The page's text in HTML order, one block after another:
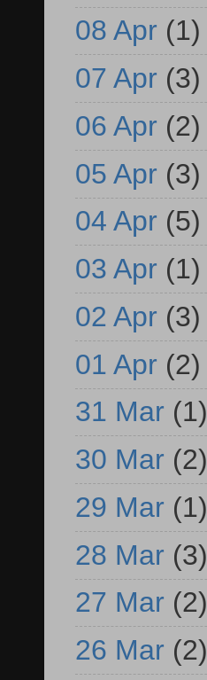
08 Apr (1)
07 Apr (3)
06 Apr (2)
05 Apr (3)
04 Apr (5)
03 Apr (1)
02 Apr (3)
01 Apr (2)
31 Mar (1)
30 Mar (2)
29 Mar (1)
28 Mar (3)
27 Mar (2)
26 Mar (2)